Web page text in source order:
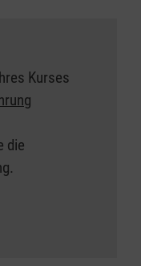
Kurses
die